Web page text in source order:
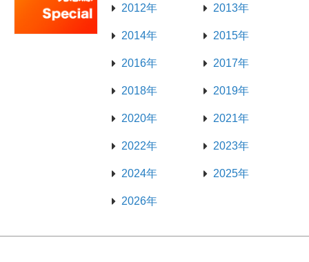
2012年 2013年
2014年 2015年
2016年 2017年
2018年 2019年
2020年 2021年
2022年 2023年
2024年 2025年
2026年